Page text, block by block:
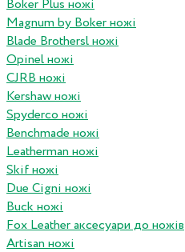
Boker Plus ножі
Magnum by Boker ножі
Blade Brothersl ножі
Opinel ножі
CJRB ножі
Kershaw ножі
Spyderco ножі
Benchmade ножі
Leatherman ножі
Skif ножі
Due Cigni ножі
Buck ножі
Fox Leather аксесуари до ножів
Artisan ножі